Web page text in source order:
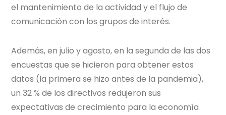
el mantenimiento de la actividad y el flujo de
comunicación con los grupos de interés.
Además, en julio y agosto, en la segunda de las dos
encuestas que se hicieron para obtener estos
datos (la primera se hizo antes de la pandemia),
un 32 % de los directivos redujeron sus
expectativas de crecimiento para la economía